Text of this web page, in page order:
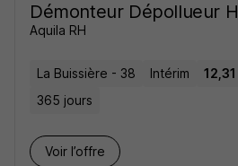
Démonteur Dépollueur
Aquila RH
La Buissière - 38 Intérim
365 jours
Voir l’offre